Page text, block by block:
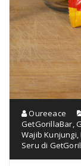
Oureeace
GetGorillaBar ,
Wajib Kunjungi ,
Seru di